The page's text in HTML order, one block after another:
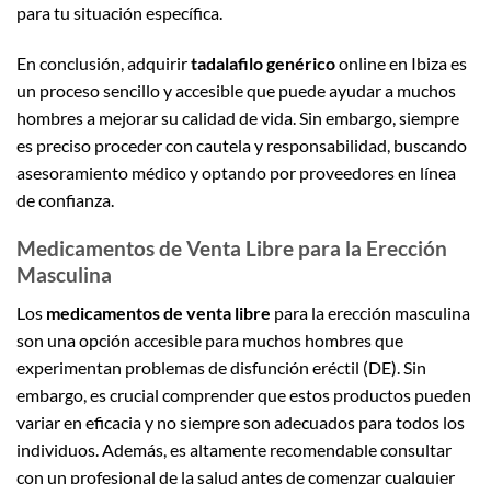
para tu situación específica.
En conclusión, adquirirtadalafilo genéricoonline en Ibiza es
un proceso sencillo y accesible que puede ayudar a muchos
hombres a mejorar su calidad de vida. Sin embargo, siempre
es preciso proceder con cautela y responsabilidad, buscando
asesoramiento médico y optando por proveedores en línea
de confianza.
Medicamentos de Venta Libre para la Erección
Masculina
Los medicamentos de venta libre para la erección masculina
son una opción accesible para muchos hombres que
experimentan problemas de disfunción eréctil (DE). Sin
embargo, es crucial comprender que estos productos pueden
variar en eficacia y no siempre son adecuados para todos los
individuos. Además, es altamente recomendable consultar
con un profesional de la salud antes de comenzar cualquier